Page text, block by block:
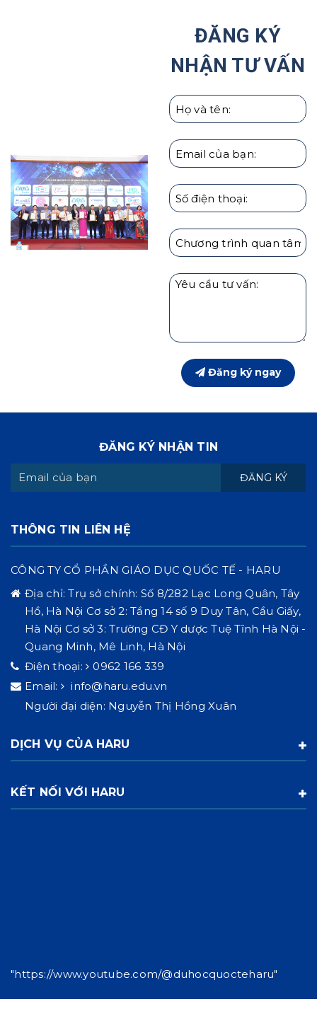
Haru Hợp Tác Với Hiệp Hội Các Trường Đại Học Tại
Giáo dục con cái theo người Nhật | Hướng Nghiệp
ĐĂNG KÝ
NHẬN TƯ VẤN
Đăng ký ngay
ĐĂNG KÝ NHẬN TIN
ĐĂNG KÝ
THÔNG TIN LIÊN HỆ
CÔNG TY CỔ PHẦN GIÁO DỤC QUỐC TẾ - HARU
Địa chỉ:Trụ sở chính: Số 8/282 Lạc Long Quân, Tây
Hồ, Hà Nội Cơ sở 2: Tầng 14 số 9 Duy Tân, Cầu Giấy,
Hà Nội Cơ sở 3: Trường CĐ Y dược Tuệ Tĩnh Hà Nội -
Quang Minh, Mê Linh, Hà Nội
Điện thoại:
0962 166 339
Email:
info@haru.edu.vn
Người đại diện: Nguyễn Thị Hồng Xuân
DỊCH VỤ CỦA HARU
KẾT NỐI VỚI HARU
"https://www.youtube.com/@duhocquocteharu"